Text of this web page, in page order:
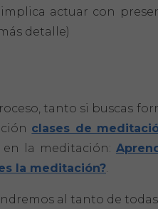
actuar con
detalle)
tanto si buscas
clases de
la meditación:
la meditación?.
al tanto de